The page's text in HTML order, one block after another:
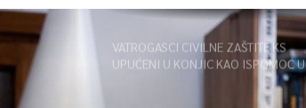
VATROGASCI CIVILNE ZAŠTITE KS
UPUĆENI U KONJIC KAO ISPOMOĆ U